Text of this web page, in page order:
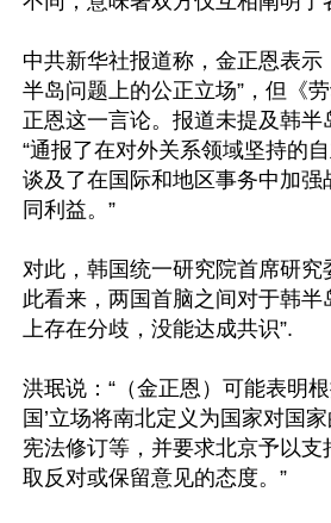
中共新华社报道称，金正恩表示
半岛问题上的公正立场”，但《
正恩这一言论。报道未提及韩半
“通报了在对外关系领域坚持的
谈及了在国际和地区事务中加强
同利益。”
对此，韩国统一研究院首席研究
此看来，两国首脑之间对于韩半
上存在分歧，没能达成共识”.
洪珉说：“（金正恩）可能表明
国’立场将南北定义为国家对国
宪法修订等，并要求北京予以支
取反对或保留意见的态度。”